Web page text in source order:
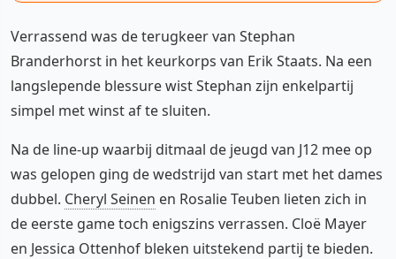
Verrassend was de terugkeer van Stephan
Branderhorst in het keurkorps van Erik Staats. Na een
langslepende blessure wist Stephan zijn enkelpartij
simpel met winst af te sluiten.
Na de line-up waarbij ditmaal de jeugd van J12 mee op
was gelopen ging de wedstrijd van start met het dames
dubbel. Cheryl Seinen en Rosalie Teuben lieten zich in
de eerste game toch enigszins verrassen. Cloë Mayer
en Jessica Ottenhof bleken uitstekend partij te bieden.